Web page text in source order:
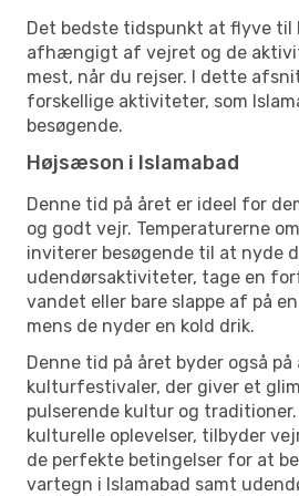
Det bedste tidspunkt at flyve til
afhængigt af vejret og de
mest, når du rejser. I dette
forskellige aktiviteter, som
besøgende.
Højsæson i Islamabad
Denne tid på året er ideel for
og godt vejr. Temperaturerne
inviterer besøgende til at nyde
udendørsaktiviteter, tage en
vandet eller bare slappe af på
mens de nyder en kold drik.
Denne tid på året byder også på
kulturfestivaler, der giver et
pulserende kultur og traditioner.
kulturelle oplevelser, tilbyder
de perfekte betingelser for at
vartegn i Islamabad samt